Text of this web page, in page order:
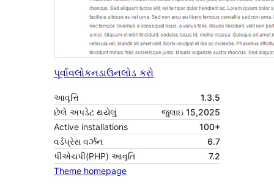
પૂર્વાવલોકનડાઉનલોડ કરો
આવૃત્તિ
1.3.5
છેલે અપડેટ થયેલું
જુલાઇ 15,2025
Active installations
100+
વર્ડપ્રેસ વર્ઝન
6.7
પીએચપી(PHP) આવૃતિ
7.2
Theme homepage